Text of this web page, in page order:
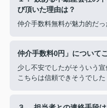
び頂いた理由は？
仲介手数料無料が魅力的だっ
仲介手数料0円」について
少し不安でしたがそういう
こちらは信頼できそうでした